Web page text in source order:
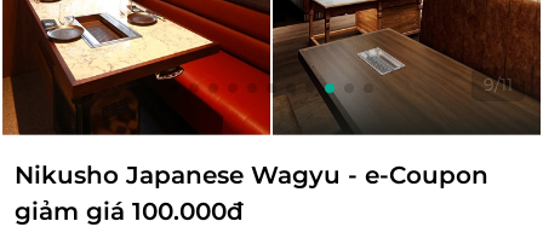
9/11
Nikusho Japanese Wagyu - e-Coupon
giảm giá 100.000đ